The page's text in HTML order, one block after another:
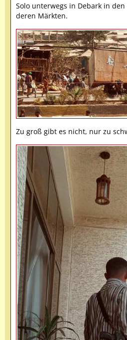
Solo unterwegs in Debark in
deren Märkten.
Zu groß gibt es nicht, nur zu